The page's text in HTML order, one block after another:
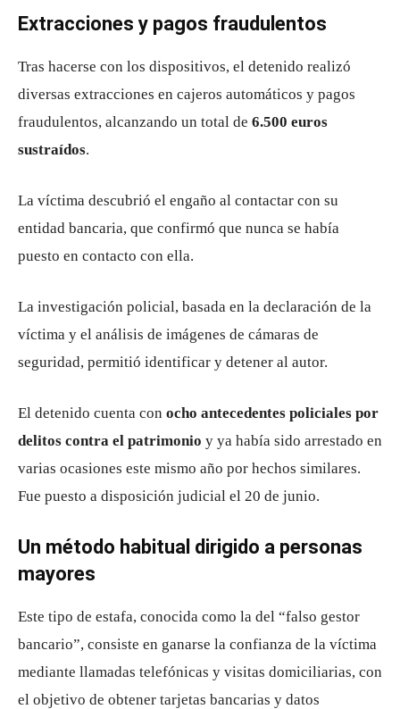
Extracciones y pagos fraudulentos
Tras hacerse con los dispositivos, el detenido realizó
diversas extracciones en cajeros automáticos y pagos
fraudulentos, alcanzando un total de 6.500 euros
sustraídos.
La víctima descubrió el engaño al contactar con su
entidad bancaria, que confirmó que nunca se había
puesto en contacto con ella.
La investigación policial, basada en la declaración de la
víctima y el análisis de imágenes de cámaras de
seguridad, permitió identificar y detener al autor.
El detenido cuenta con ocho antecedentes policiales por
delitos contra el patrimonio y ya había sido arrestado en
varias ocasiones este mismo año por hechos similares.
Fue puesto a disposición judicial el 20 de junio.
Un método habitual dirigido a personas
mayores
Este tipo de estafa, conocida como la del “falso gestor
bancario”, consiste en ganarse la confianza de la víctima
mediante llamadas telefónicas y visitas domiciliarias, con
el objetivo de obtener tarjetas bancarias y datos